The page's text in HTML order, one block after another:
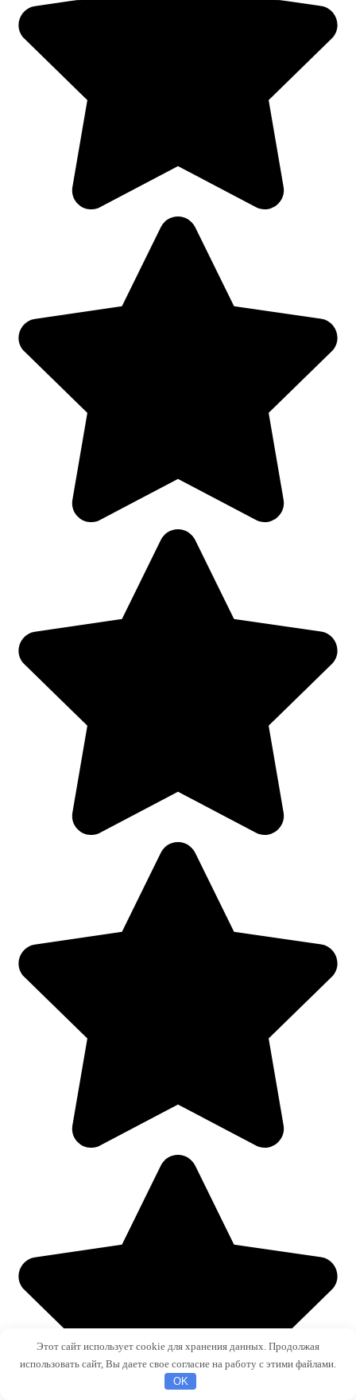
Этот сайт использует cookie для хранения данных. Продолжая
использовать сайт, Вы даете свое согласие на работу с этими файлами.
OK